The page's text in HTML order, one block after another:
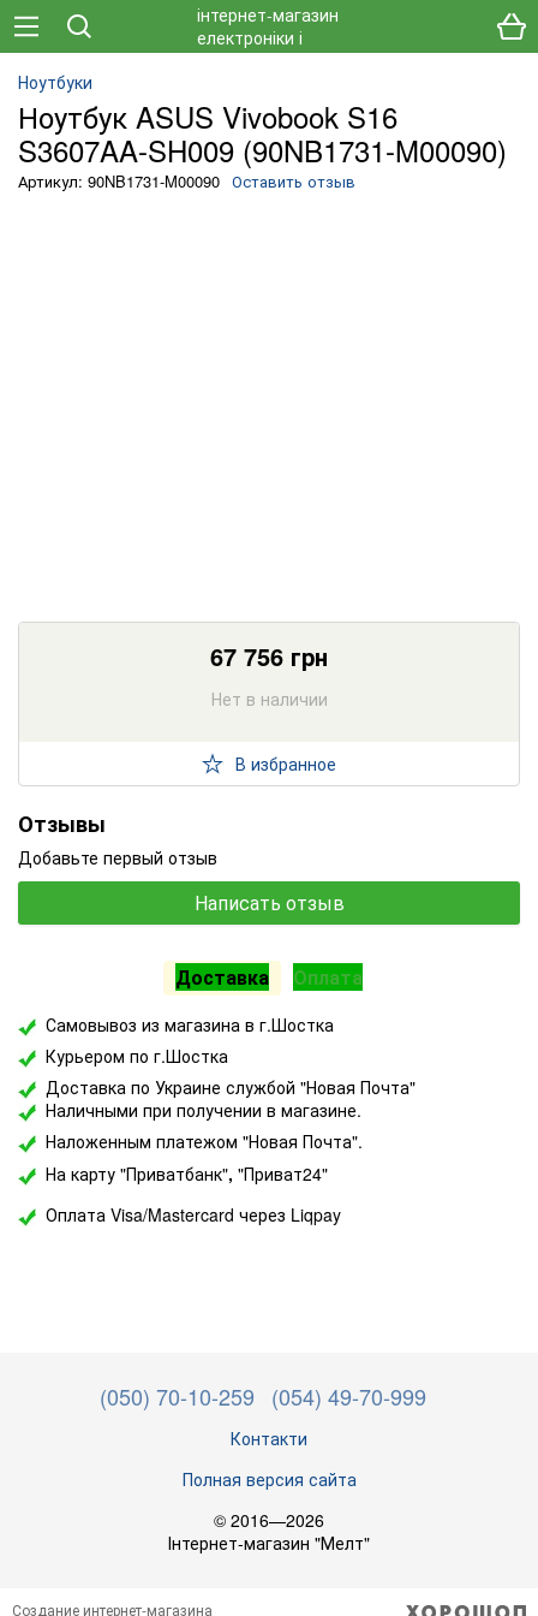
Ноутбуки
Ноутбук ASUS Vivobook S16
S3607AA-SH009 (90NB1731-M00090)
Артикул: 90NB1731-M00090 Оставить отзыв
67 756 грн
Нет в наличии
В избранное
Отзывы
Добавьте первый отзыв
Написать отзыв
Доставка Оплата
Самовывоз из магазина в г.Шостка
Курьером по г.Шостка
Доставка по Украине службой "Новая Почта"
Наличными при получении в магазине.
Наложенным платежом "Новая Почта".
На карту "Приватбанк", "Приват24"
Оплата Visa/Mastercard через Liqpay
(050) 70-10-259 (054) 49-70-999
Контакти
Полная версия сайта
© 2016—2026
Інтернет-магазин "Мелт"
Создание интернет-магазина